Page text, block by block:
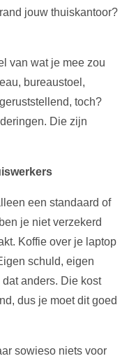
jouw thuiskantoor?
van wat je mee zou
bureaustoel,
toch?
Die zijn
een standaard of
je niet verzekerd
Koffie over je laptop
schuld, eigen
anders. Die kost
dus je moet dit goed
sowieso niets voor